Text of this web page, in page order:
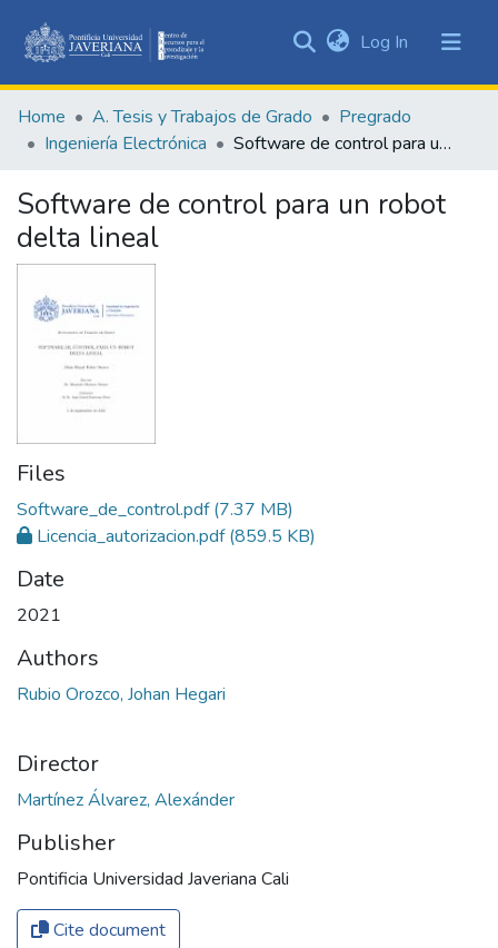
&
Collections
Statistics
Log In (current)
Home A. Tesis y Trabajos de Grado
Pregrado
Ingeniería Electrónica
Software de control para un robot delta lineal
Software de control para un robot
delta lineal
Files
Software_de_control.pdf(7.37 MB)
Licencia_autorizacion.pdf(859.5 KB)
Date
2021
Authors
Rubio Orozco, Johan Hegari
Director
Martínez Álvarez, Alexánder
Publisher
Pontificia Universidad Javeriana Cali
Cite document